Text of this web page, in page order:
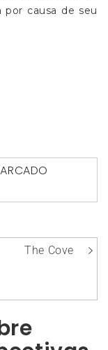
causa de seu
The Cove